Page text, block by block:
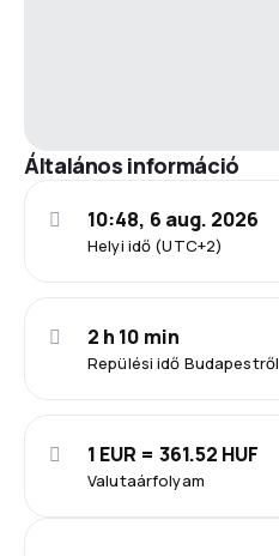
Általános információ
Helyi idő (UTC+2)
10:48, 6 aug. 2026
Repülési idő Budapestről
2 h 10 min
Valutaárfolyam
1 EUR = 361.52 HUF